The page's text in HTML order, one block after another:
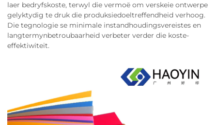
laer bedryfskoste, terwyl die vermoë om verskeie ontwerpe
gelyktydig te druk die produksiedoeltreffendheid verhoog.
Die tegnologie se minimale instandhoudingsvereistes en
langtermynbetroubaarheid verbeter verder die koste-
effektiwiteit.